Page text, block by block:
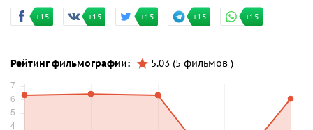
+15 +15 +15 +15 +15
Рейтинг фильмографии: 5.03 (5 фильмов )